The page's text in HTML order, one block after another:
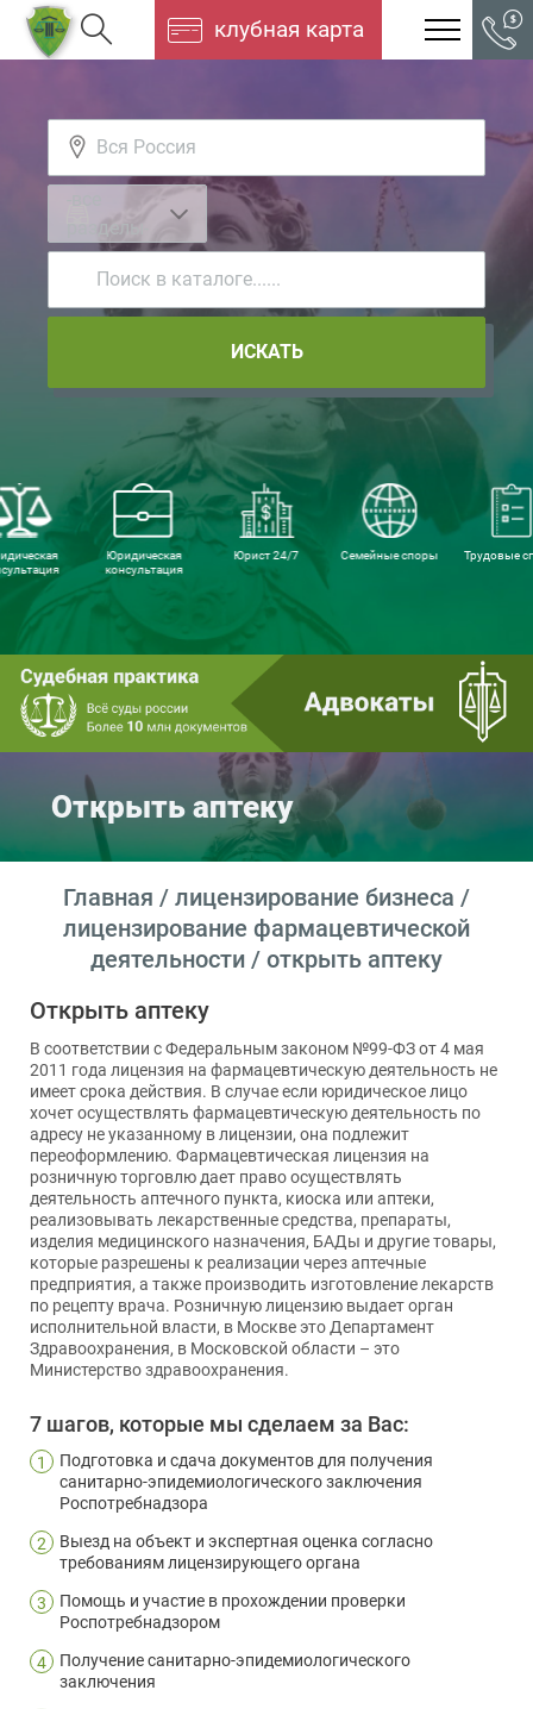
клубная карта
ИСКАТЬ
Юридическая
консультация
Юрист 24/7 Семейные споры Трудовые
Открыть аптеку
Главная / лицензирование бизнеса /
лицензирование фармацевтической
деятельности / открыть аптеку
Открыть аптеку
В соответствии с Федеральным законом №99-ФЗ от 4 мая
2011 года лицензия на фармацевтическую деятельность не
имеет срока действия. В случае если юридическое лицо
хочет осуществлять фармацевтическую деятельность по
адресу не указанному в лицензии, она подлежит
переоформлению. Фармацевтическая лицензия на
розничную торговлю дает право осуществлять
деятельность аптечного пункта, киоска или аптеки,
реализовывать лекарственные средства, препараты,
изделия медицинского назначения, БАДы и другие товары,
которые разрешены к реализации через аптечные
предприятия, а также производить изготовление лекарств
по рецепту врача. Розничную лицензию выдает орган
исполнительной власти, в Москве это Департамент
Здравоохранения, в Московской области – это
Министерство здравоохранения.
7 шагов, которые мы сделаем за Вас:
1
Подготовка и сдача документов для получения
санитарно-эпидемиологического заключения
Роспотребнадзора
2
Выезд на объект и экспертная оценка согласно
требованиям лицензирующего органа
3
Помощь и участие в прохождении проверки
Роспотребнадзором
4
Получение санитарно-эпидемиологического
заключения